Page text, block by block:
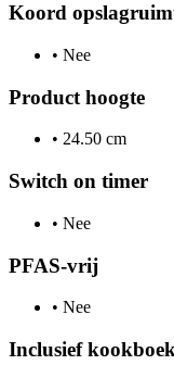
Koord
• Nee
Product hoogte
• 24.50 cm
Switch on timer
• Nee
PFAS-vrij
• Nee
Inclusief kookboek